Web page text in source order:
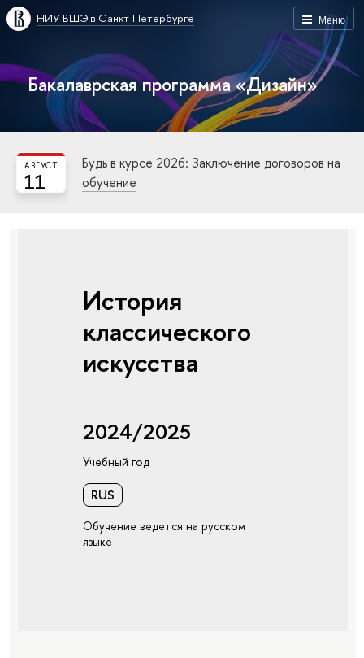
Меню
НИУ ВШЭ в Санкт-Петербурге
Бакалаврская программа «Дизайн»
11
АВГУСТ
Будь в курсе 2026: Заключение договоров на
обучение
История
классического
искусства
2024/2025
Учебный год
RUS
Обучение ведется на русском
языке